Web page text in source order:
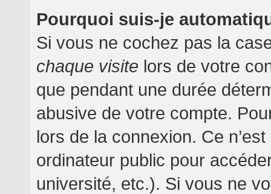
Pourquoi suis-je
Si vous ne cochez pas la
chaque visite lors de votre
que pendant une durée
abusive de votre compte.
lors de la connexion. Ce
ordinateur public pour
université, etc.). Si vous ne